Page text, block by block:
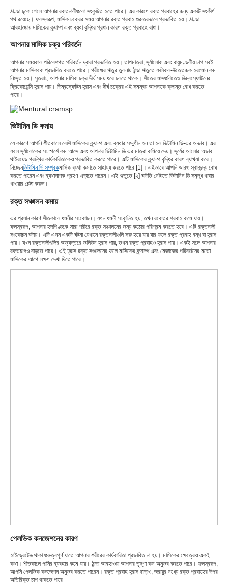
ঠাণ্ডা ঢুকে গেলে আপনার রক্তনালীগুলো সংকুচিত হতে পারে। এর কারণে রক্ত ​​প্রবাহের জন্য একটি সংকীর্ণ
পথ রয়েছে। ফলস্বরূপ, মাসিক চক্রের সময় আপনার রক্ত ​​​​প্রবাহ গুরুতরভাবে প্রভাবিত হয়। ঠাণ্ডা
আবহাওয়ায় মাসিকের ক্র্যাম্প এবং ব্যথা বৃদ্ধির প্রধান কারণ রক্ত ​​প্রবাহে বাধা।
আপনার মাসিক চক্র পরিবর্তন
আপনার সময়কাল পরিবেশগত পরিবর্তন দ্বারা প্রভাবিত হয়। তাপমাত্রা, সূর্যালোক এবং বায়ুমণ্ডলীয় চাপ সবই
আপনার মাসিককে প্রভাবিত করতে পারে। গ্রীষ্মের ঋতুর তুলনায় ঠান্ডা ঋতুতে ফলিকল-উত্তেজক হরমোন কম
নিঃসৃত হয়। সুতরাং, আপনার মাসিক চক্র দীর্ঘ সময় ধরে চলতে থাকে। শীতের মাসগুলিতেও ডিম্বস্ফোটনের
ফ্রিকোয়েন্সি হ্রাস পায়। ডিম্বস্ফোটন হ্রাস এবং দীর্ঘ চক্রের এই সমন্বয় আপনাকে ক্লান্ত বোধ করতে
পারে।
ভিটামিন ডি কমায়
যে কারণে আপনি শীতকালে বেশি মাসিকের ক্র্যাম্প এবং ব্যথার সম্মুখীন হন তা হল ভিটামিন ডি-এর অভাব। এর
ফলে সূর্যালোকের সংস্পর্শে কম আসে এবং আপনার ভিটামিন ডি এর মাত্রা কমিয়ে দেয়। সূর্যের আলোর অভাব
থাইরয়েড গ্রন্থির কার্যকারিতাকেও প্রভাবিত করতে পারে। এটি মাসিকের ক্র্যাম্প বৃদ্ধির কারণ ব্যাখ্যা করে।
নিচ্ছেনভিটামিন ডি সম্পূরকমাসিক ব্যথা কমাতে সাহায্য করতে পারে [1]। এইভাবে আপনি আরও স্বাচ্ছন্দ্য বোধ
করতে পারেন এবং ব্যথানাশক গ্রহণ এড়াতে পারেন। এই ঋতুতে [২] ঘাটতি মেটাতে ভিটামিন ডি সমৃদ্ধ খাবার
খাওয়ার চেষ্টা করুন।
রক্ত সঞ্চালন কমায়
এর প্রধান কারণ শীতকালে ধমনীর সংকোচন। যখন ধমনী সংকুচিত হয়, তখন রক্তের প্রবাহ কমে যায়।
ফলস্বরূপ, আপনার হৃদপিণ্ডকে সারা শরীরে রক্ত ​​সঞ্চালনের জন্য কঠোর পরিশ্রম করতে হবে। এটি রক্তনালী
সংকোচন ঘটায়। এটি এমন একটি ঘটনা যেখানে রক্তনালীগুলি সরু হয়ে যায় যার ফলে রক্ত ​​প্রবাহ বন্ধ বা হ্রাস
পায়। যখন রক্তনালীগুলির অভ্যন্তরে ভলিউম হ্রাস পায়, তখন রক্ত ​​​​প্রবাহও হ্রাস পায়। একই সঙ্গে আপনার
রক্তচাপও বাড়তে পারে। এই হ্রাস রক্ত ​​সঞ্চালনের ফলে মাসিকের ক্র্যাম্প এবং মেজাজের পরিবর্তনের মতো
মাসিকের আগে লক্ষণ দেখা দিতে পারে।
পেলভিক কনজেশনের কারণ
হাইড্রেটেড থাকা গুরুত্বপূর্ণ যাতে আপনার শরীরের কার্যকারিতা প্রভাবিত না হয়। মাসিকের ক্ষেত্রেও একই
কথা। শীতকালে পানির ব্যবহার কমে যায়। ঠান্ডা আবহাওয়া আপনার তৃষ্ণা কম অনুভব করতে পারে। ফলস্বরূপ,
আপনি পেলভিক কনজেশন অনুভব করতে পারেন। রক্ত প্রবাহ হ্রাস ছাড়াও, জরায়ুর মধ্যে রক্ত ​​​​প্রবাহের উপর
অতিরিক্ত চাপ থাকতে পারে